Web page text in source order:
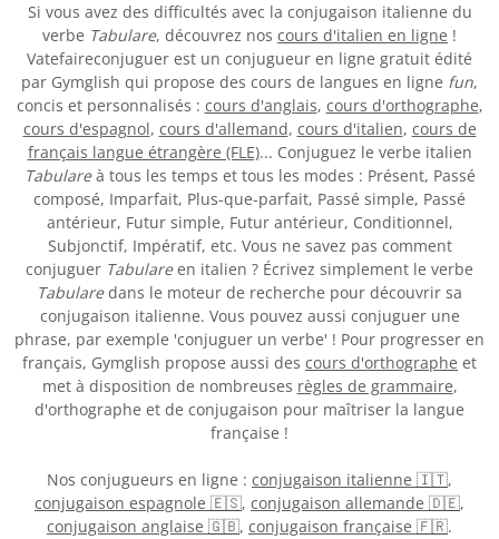
Si vous avez des difficultés avec la conjugaison italienne du
verbe Tabulare, découvrez nos cours d'italien en ligne !
Vatefaireconjuguer est un conjugueur en ligne gratuit édité
par Gymglish qui propose des cours de langues en ligne fun,
concis et personnalisés : cours d'anglais, cours d'orthographe,
cours d'espagnol, cours d'allemand, cours d'italien, cours de
français langue étrangère (FLE)... Conjuguez le verbe italien
Tabulareà tous les temps et tous les modes : Présent, Passé
composé, Imparfait, Plus-que-parfait, Passé simple, Passé
antérieur, Futur simple, Futur antérieur, Conditionnel,
Subjonctif, Impératif, etc. Vous ne savez pas comment
conjuguer Tabulareen italien ? Écrivez simplement le verbe
Tabularedans le moteur de recherche pour découvrir sa
conjugaison italienne. Vous pouvez aussi conjuguer une
phrase, par exemple 'conjuguer un verbe' ! Pour progresser en
français, Gymglish propose aussi des cours d'orthographe et
met à disposition de nombreuses règles de grammaire,
d'orthographe et de conjugaison pour maîtriser la langue
française !
Nos conjugueurs en ligne : conjugaison italienne 🇮🇹,
conjugaison espagnole 🇪🇸, conjugaison allemande 🇩🇪,
conjugaison anglaise 🇬🇧, conjugaison française 🇫🇷.